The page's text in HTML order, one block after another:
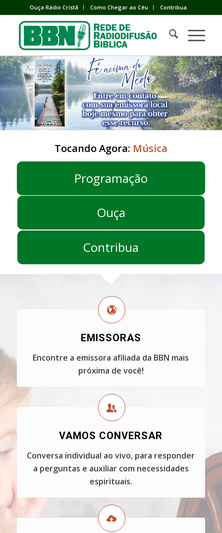
Ouça Rádio Cristã Como Chegar ao Céu Contribua
Tocando Agora: Música
Programação
Ouça
Contribua
EMISSORAS
Encontre a emissora afiliada da BBN mais
próxima de você!
VAMOS CONVERSAR
Conversa individual ao vivo, para responder
a perguntas e auxiliar com necessidades
espirituais.